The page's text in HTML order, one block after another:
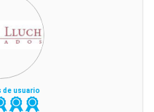
de usuario